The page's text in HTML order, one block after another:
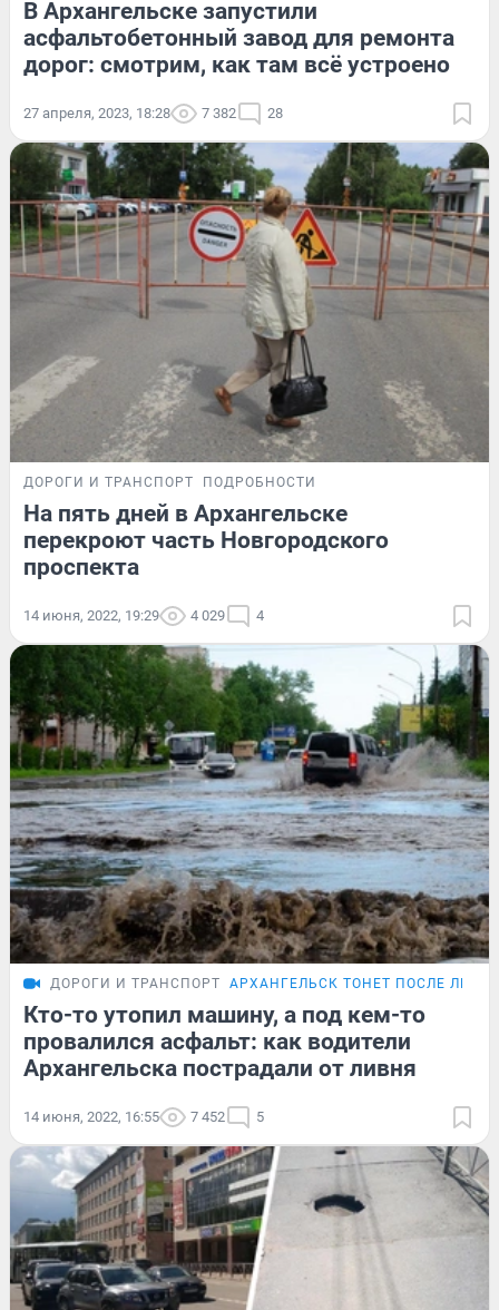
В Архангельске запустили
асфальтобетонный завод для ремонта
дорог: смотрим, как там всё устроено
27 апреля, 2023, 18:28 7 382 28
ДОРОГИ И ТРАНСПОРТ ПОДРОБНОСТИ
На пять дней в Архангельске
перекроют часть Новгородского
проспекта
14 июня, 2022, 19:29 4 029 4
ДОРОГИ И ТРАНСПОРТ АРХАНГЕЛЬСК ТОНЕТ ПОСЛЕ
Кто-то утопил машину, а под кем-то
провалился асфальт: как водители
Архангельска пострадали от ливня
14 июня, 2022, 16:55 7 452 5